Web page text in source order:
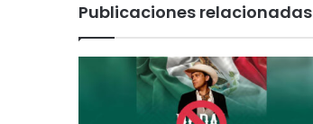
Publicaciones relacionadas